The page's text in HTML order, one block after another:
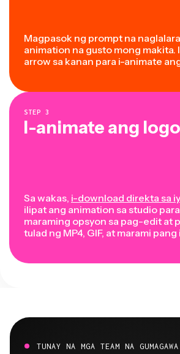
Magpasok ng prompt na
animation na gusto mong makita.
arrow sa kanan para i-animate
STEP 3
I-animate ang logo
Sa wakas, i-download direkta sa
ilipat ang animation sa studio
maraming opsyon sa pag-edit at
tulad ng MP4, GIF, at marami pang
TUNAY NA MGA TEAM NA